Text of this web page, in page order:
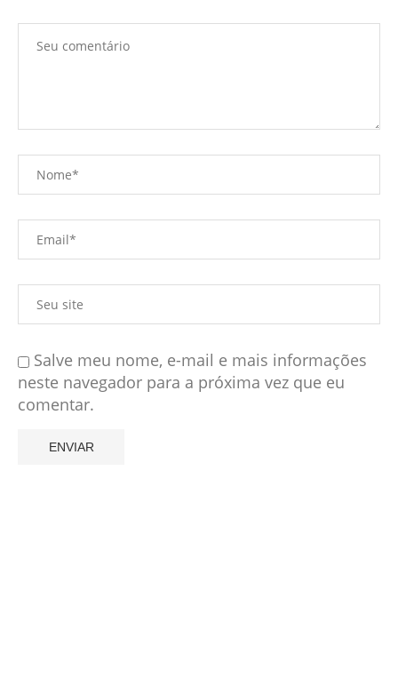
Salve meu nome, e-mail e mais informações
neste navegador para a próxima vez que eu
comentar.